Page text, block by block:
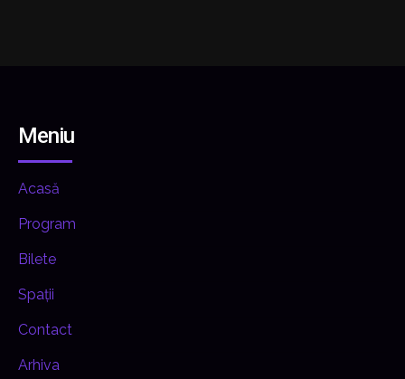
Meniu
Acasă
Program
Bilete
Spații
Contact
Arhiva